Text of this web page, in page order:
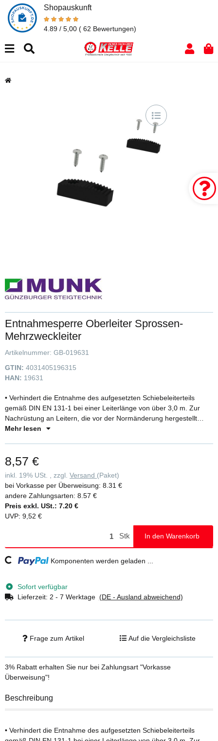
Shopauskunft
4.89 / 5,00 ( 62 Bewertungen)
Entnahmesperre Oberleiter Sprossen-
Mehrzweckleiter
Artikelnummer: GB-019631
GTIN: 4031405196315
HAN: 19631
• Verhindert die Entnahme des aufgesetzten Schiebeleiterteils
gemäß DIN EN 131-1 bei einer Leiterlänge von über 3,0 m. Zur
Nachrüstung an Leitern, die vor der Normänderung hergestellt
wurden
Mehr lesen
8,57 €
inkl. 19% USt. , zzgl. Versand (Paket)
bei Vorkasse per Überweisung: 8.31 €
andere Zahlungsarten: 8.57 €
Preis exkl. USt.: 7.20 €
UVP: 9,52 €
Stk In den Warenkorb
Loading... Komponenten werden geladen ...
Sofort verfügbar
Lieferzeit: 2 - 7 Werktage (DE - Ausland abweichend)
Frage zum Artikel Auf die Vergleichsliste
3% Rabatt erhalten Sie nur bei Zahlungsart "Vorkasse
Überweisung"!
Beschreibung
• Verhindert die Entnahme des aufgesetzten Schiebeleiterteils